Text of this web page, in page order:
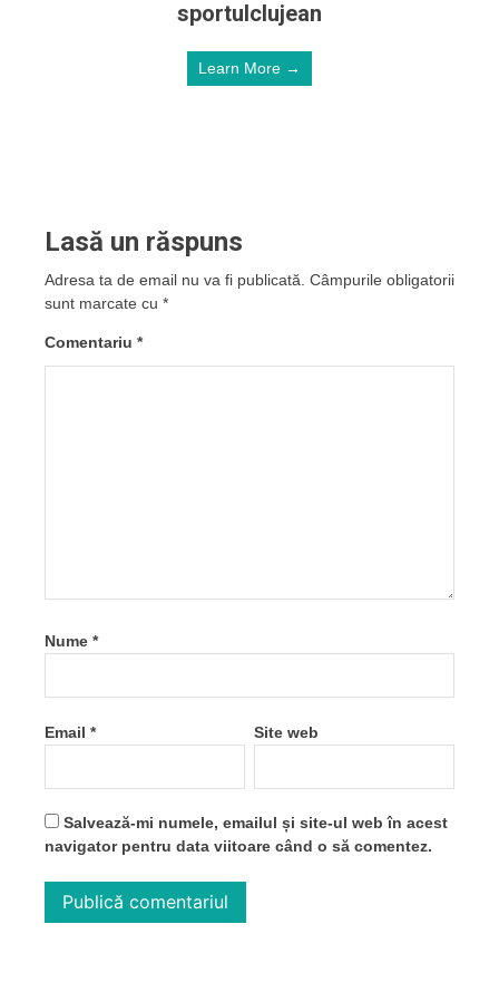
sportulclujean
Learn More →
Lasă un răspuns
Adresa ta de email nu va fi publicată. Câmpurile obligatorii
sunt marcate cu *
Comentariu *
Nume *
Email * Site web
Salvează-mi numele, emailul și site-ul web în acest
navigator pentru data viitoare când o să comentez.